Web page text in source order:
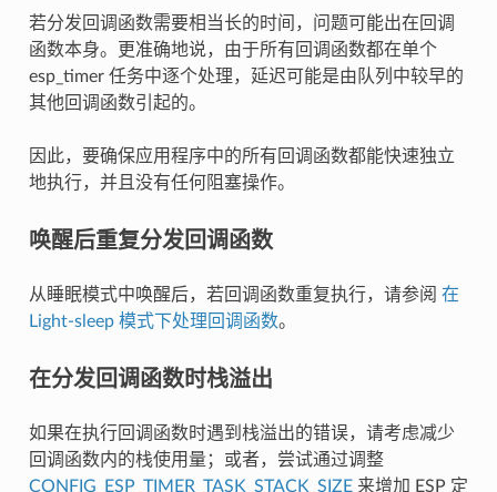
若分发回调函数需要相当长的时间，问题可能出在回调
函数本身。更准确地说，由于所有回调函数都在单个
esp_timer 任务中逐个处理，延迟可能是由队列中较早的
其他回调函数引起的。
因此，要确保应用程序中的所有回调函数都能快速独立
地执行，并且没有任何阻塞操作。
唤醒后重复分发回调函数
从睡眠模式中唤醒后，若回调函数重复执行，请参阅 在
Light-sleep 模式下处理回调函数。
在分发回调函数时栈溢出
如果在执行回调函数时遇到栈溢出的错误，请考虑减少
回调函数内的栈使用量；或者，尝试通过调整
CONFIG_ESP_TIMER_TASK_STACK_SIZE来增加 ESP 定